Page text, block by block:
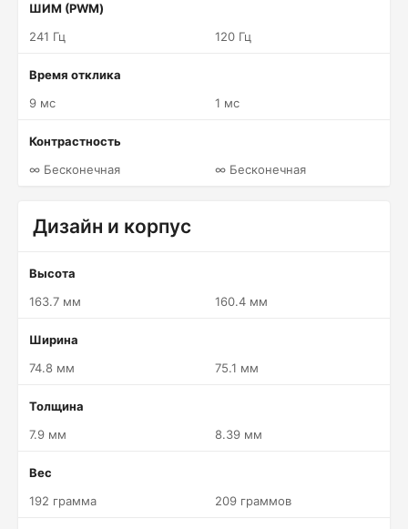
ШИМ (PWM)
241 Гц
120 Гц
Время отклика
9 мс
1 мс
Контрастность
∞ Бесконечная
∞ Бесконечная
Дизайн и корпус
Высота
163.7 мм
160.4 мм
Ширина
74.8 мм
75.1 мм
Толщина
7.9 мм
8.39 мм
Вес
192 грамма
209 граммов